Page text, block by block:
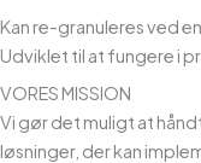
Kan re-granuleres ved
Udviklet til at fungere i
VORES MISSION
Vi gør det muligt at
løsninger, der kan